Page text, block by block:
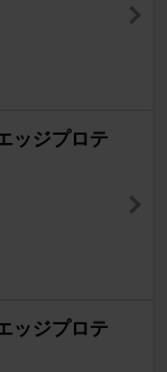
ッジプロテ
ッジプロテ